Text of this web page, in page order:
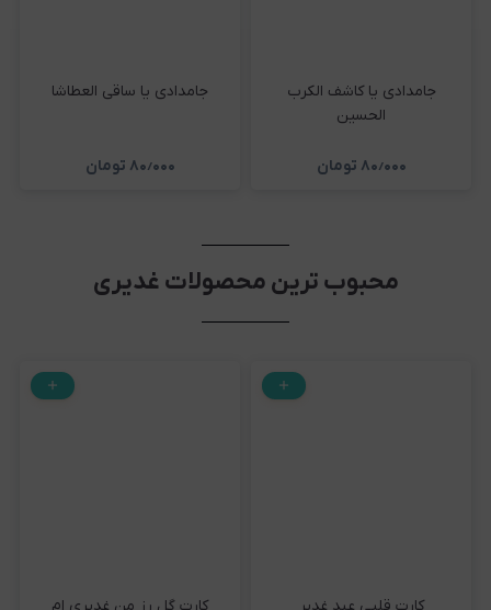
جامدادی یا کاشف الکرب
الحسین
۸۰٫۰۰۰ تومان
جامدادی یا ساقی العطاشا
۸۰٫۰۰۰ تومان
محبوب ترین محصولات غدیری